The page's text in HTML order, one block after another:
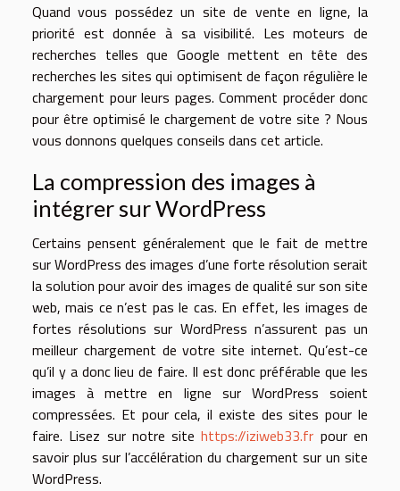
Quand vous possédez un site de vente en ligne, la
priorité est donnée à sa visibilité. Les moteurs de
recherches telles que Google mettent en tête des
recherches les sites qui optimisent de façon régulière le
chargement pour leurs pages. Comment procéder donc
pour être optimisé le chargement de votre site ? Nous
vous donnons quelques conseils dans cet article.
La compression des images à
intégrer sur WordPress
Certains pensent généralement que le fait de mettre
sur WordPress des images d’une forte résolution serait
la solution pour avoir des images de qualité sur son site
web, mais ce n’est pas le cas. En effet, les images de
fortes résolutions sur WordPress n’assurent pas un
meilleur chargement de votre site internet. Qu’est-ce
qu’il y a donc lieu de faire. Il est donc préférable que les
images à mettre en ligne sur WordPress soient
compressées. Et pour cela, il existe des sites pour le
faire. Lisez sur notre sitehttps://iziweb33.fr pour en
savoir plus sur l’accélération du chargement sur un site
WordPress.